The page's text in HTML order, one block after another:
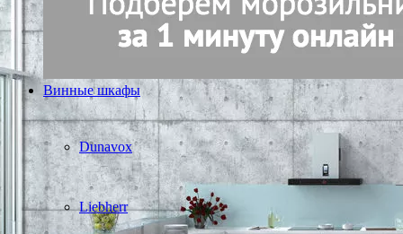
Винные шкафы
Dunavox
Liebherr